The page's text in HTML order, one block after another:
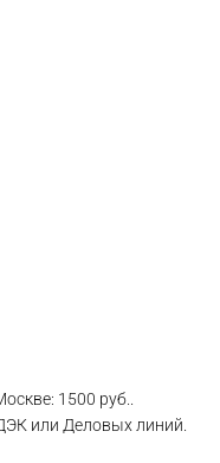
1500 руб..
или Деловых линий.